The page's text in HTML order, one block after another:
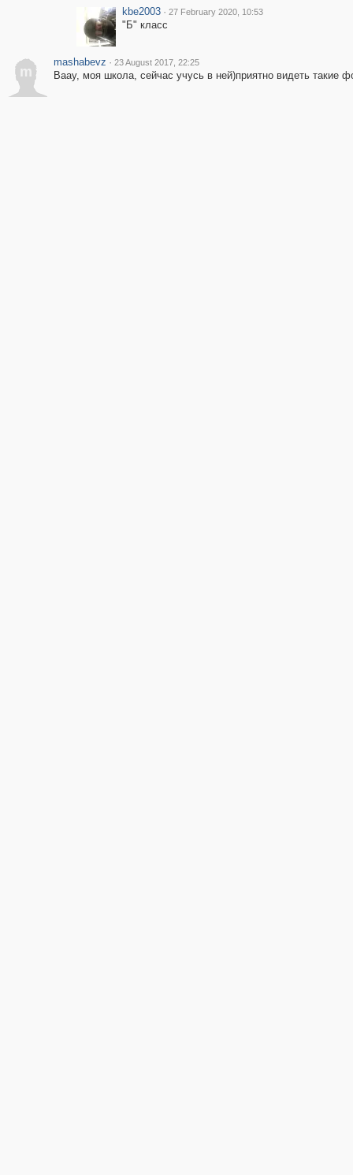
kbe2003 · 27 February 2020, 10:53
"Б" класс
m
mashabevz · 23 August 2017, 22:25
Ваау, моя школа, сейчас учусь в ней)приятно видеть такие